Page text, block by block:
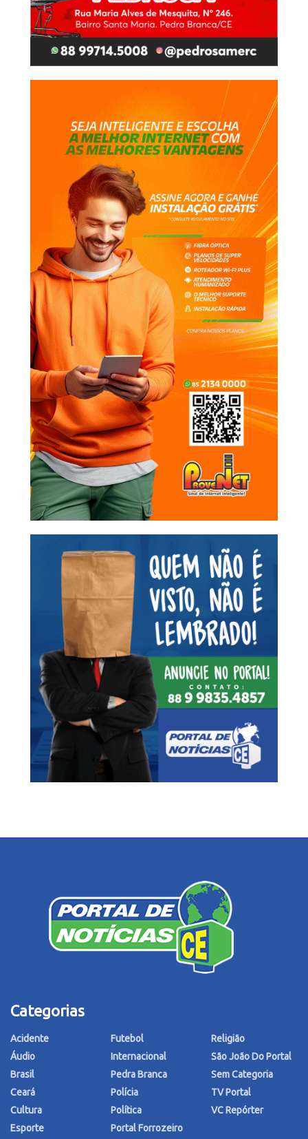
Categorias
Acidente
Áudio
Brasil
Ceará
Cultura
Esporte
Futebol
Internacional
Pedra Branca
Polícia
Política
Portal Forrozeiro
Religião
São João Do Portal
Sem Categoria
TV Portal
VC Repórter